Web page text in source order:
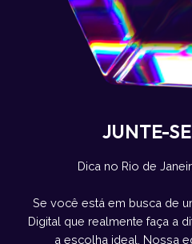
JUNTE-
Dica no Rio de
Se você está em busca de
Digital que realmente faça a
a escolha ideal. Nossa